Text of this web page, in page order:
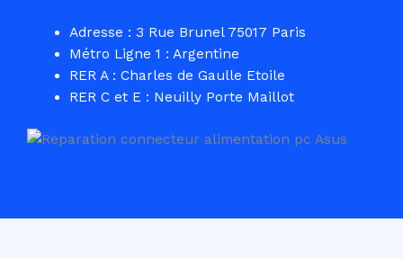
Adresse : 3 Rue Brunel 75017 Paris
Métro Ligne 1 : Argentine
RER A : Charles de Gaulle Etoile
RER C et E : Neuilly Porte Maillot